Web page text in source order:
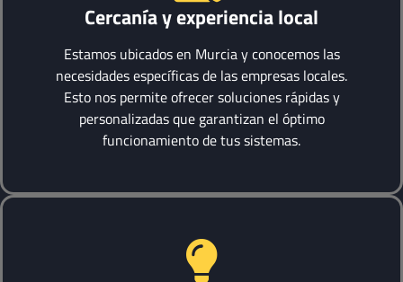
Cercanía y experiencia local
Estamos ubicados en Murcia y conocemos las
necesidades específicas de las empresas locales.
Esto nos permite ofrecer soluciones rápidas y
personalizadas que garantizan el óptimo
funcionamiento de tus sistemas.